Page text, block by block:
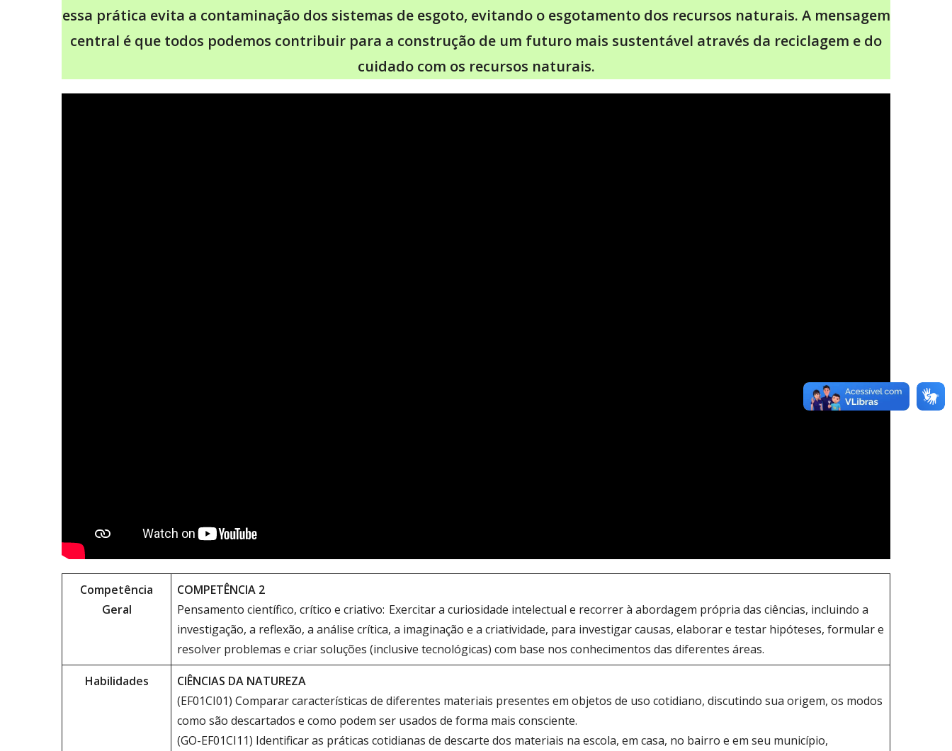
essa prática evita a contaminação dos sistemas de esgoto, evitando o esgotamento dos recursos naturais. A mensagem
central é que todos podemos contribuir para a construção de um futuro mais sustentável através da reciclagem e do
cuidado com os recursos naturais.
Competência
Geral
COMPETÊNCIA 2
Pensamento científico, crítico e criativo: Exercitar a curiosidade intelectual e recorrer à abordagem própria das ciências, incluindo a
investigação, a reflexão, a análise crítica, a imaginação e a criatividade, para investigar causas, elaborar e testar hipóteses, formular e
resolver problemas e criar soluções (inclusive tecnológicas) com base nos conhecimentos das diferentes áreas.
Habilidades
CIÊNCIAS DA NATUREZA
(EF01CI01) Comparar características de diferentes materiais presentes em objetos de uso cotidiano, discutindo sua origem, os modos
como são descartados e como podem ser usados de forma mais consciente.
(GO-EF01CI11) Identificar as práticas cotidianas de descarte dos materiais na escola, em casa, no bairro e em seu município,